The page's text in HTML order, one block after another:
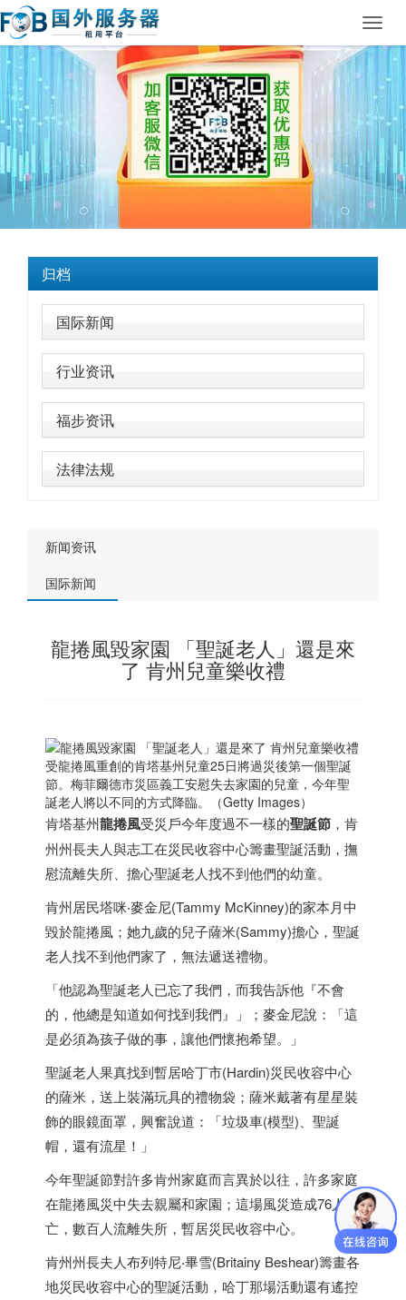
归档
国际新闻
行业资讯
福步资讯
法律法规
新闻资讯
国际新闻
龍捲風毀家園 「聖誕老人」還是來
了 肯州兒童樂收禮
受龍捲風重創的肯塔基州兒童25日將過災後第一個聖誕
節。梅菲爾德市災區義工安慰失去家園的兒童，今年聖
誕老人將以不同的方式降臨。（Getty Images）
肯塔基州龍捲風受災戶今年度過不一樣的聖誕節 ，肯
州州長夫人與志工在災民收容中心籌畫聖誕活動，撫
慰流離失所、擔心聖誕老人找不到他們的幼童。
肯州居民塔咪‧麥金尼(Tammy McKinney)的家本月中
毀於龍捲風；她九歲的兒子薩米(Sammy)擔心，聖誕
老人找不到他們家了，無法遞送禮物。
「他認為聖誕老人已忘了我們，而我告訴他『不會
的，他總是知道如何找到我們』」；麥金尼說：「這
是必須為孩子做的事，讓他們懷抱希望。」
聖誕老人果真找到暫居哈丁市(Hardin)災民收容中心
的薩米，送上裝滿玩具的禮物袋；薩米戴著有星星裝
飾的眼鏡面罩，興奮說道：「垃圾車(模型)、聖誕
帽，還有流星！」
今年聖誕節對許多肯州家庭而言異於以往，許多家庭
在龍捲風災中失去親屬和家園；這場風災造成76人死
亡，數百人流離失所，暫居災民收容中心。
肯州州長夫人布列特尼‧畢雪(Britainy Beshear)籌畫各
地災民收容中心的聖誕活動，哈丁那場活動還有遙控